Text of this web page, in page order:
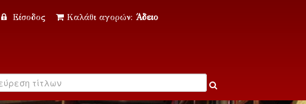
Είσοδος Καλάθι αγορών: Άδειο